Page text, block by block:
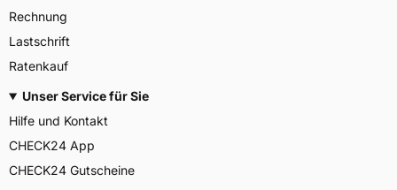
Rechnung
Lastschrift
Ratenkauf
Unser Service für Sie
Hilfe und Kontakt
CHECK24 App
CHECK24 Gutscheine